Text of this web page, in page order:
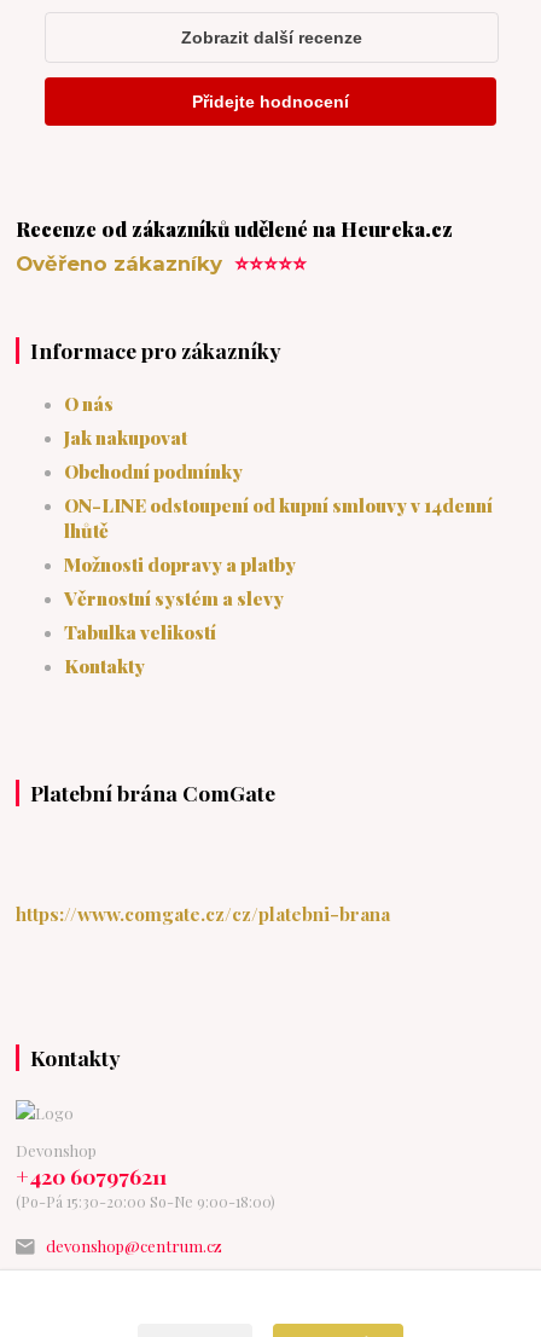
Recenze od zákazníků udělené na Heureka.cz
Ověřeno zákazníky⭐⭐⭐⭐⭐
Informace pro zákazníky
O nás
Jak nakupovat
Obchodní podmínky
ON-LINE odstoupení od kupní smlouvy v 14denní
lhůtě
Možnosti dopravy a platby
Věrnostní systém a slevy
Tabulka velikostí
Kontakty
Platební brána ComGate
https://www.comgate.cz/cz/platebni-brana
Kontakty
Devonshop
+420 607976211
(Po-Pá 15:30-20:00 So-Ne 9:00-18:00)
devonshop@centrum.cz